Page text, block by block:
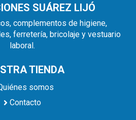
SUÁREZ LIJÓ
complementos de higiene,
ferretería, bricolaje y vestuario
laboral.
TIENDA
somos
Contacto